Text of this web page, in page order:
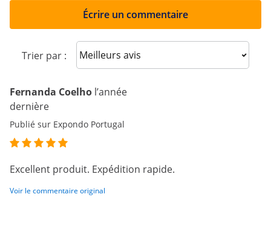
Écrire un commentaire
Trier par : Sort reviews
Fernanda Coelho l’année
dernière
Publié sur Expondo Portugal
Excellent produit. Expédition rapide.
Voir le commentaire original